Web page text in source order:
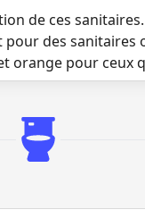
de ces
des
pour ceux